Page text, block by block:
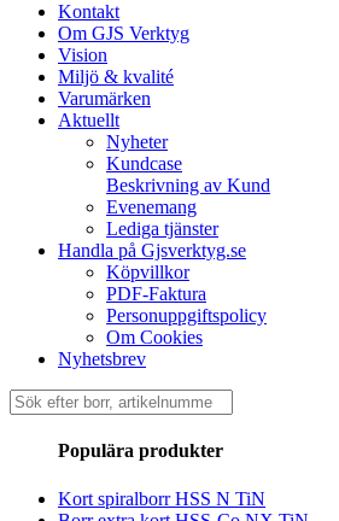
Kontakt
Om GJS Verktyg
Vision
Miljö & kvalité
Varumärken
Aktuellt
Nyheter
Kundcase
Beskrivning av Kund
Evenemang
Lediga tjänster
Handla på Gjsverktyg.se
Köpvillkor
PDF-Faktura
Personuppgiftspolicy
Om Cookies
Nyhetsbrev
Sök
efter:
Populära produkter
Kort spiralborr HSS N TiN